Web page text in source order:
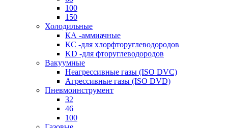
100
150
Холодильные
КА -аммиачные
КС -для хлорфторуглеводородов
KD -для фторуглеводородов
Вакуумные
Неагрессивные газы (ISO DVC)
Агрессивные газы (ISO DVD)
Пневмоинструмент
32
46
100